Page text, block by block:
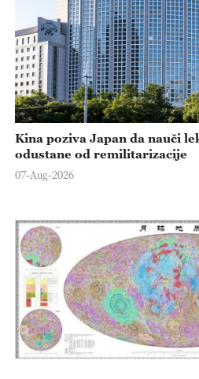
Kina poziva Japan da nauči
odustane od remilitarizacije
07-Aug-2026